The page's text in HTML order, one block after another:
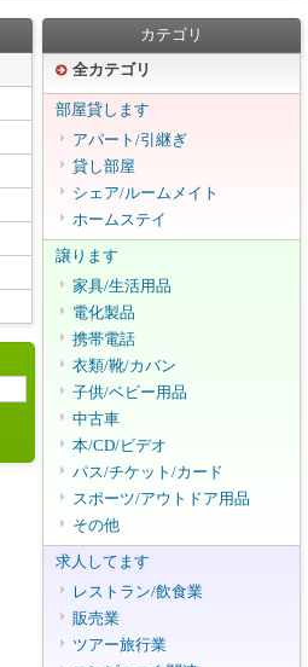
カテゴリ
全カテゴリ
部屋貸します
アパート/引継ぎ
貸し部屋
シェア/ルームメイト
ホームステイ
譲ります
家具/生活用品
電化製品
携帯電話
衣類/靴/カバン
子供/ベビー用品
中古車
本/CD/ビデオ
パス/チケット/カード
スポーツ/アウトドア用品
その他
求人してます
レストラン/飲食業
販売業
ツアー旅行業